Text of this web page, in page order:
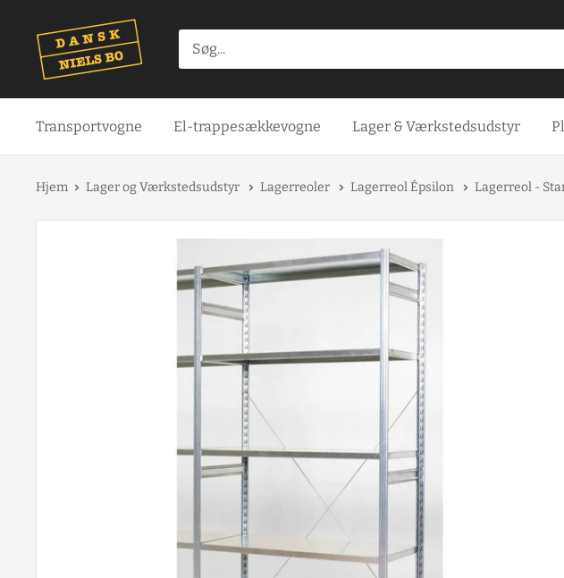
indhold
Transportvogne El-trappesækkevogne Lager & Værkstedsudstyr
Hjem Lager og Værkstedsudstyr Lagerreoler Lagerreol Épsilon Lagerreol -